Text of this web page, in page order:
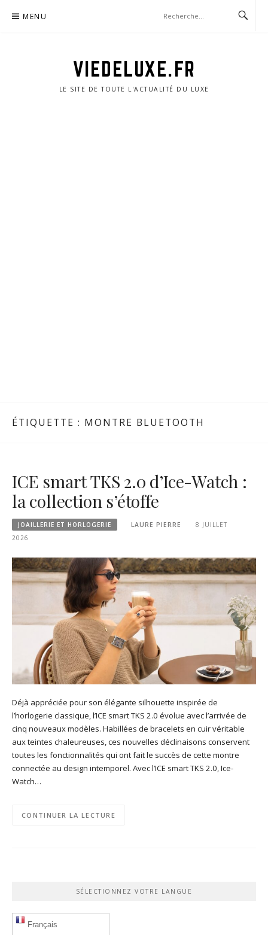
MENU
VIEDELUXE.FR
LE SITE DE TOUTE L'ACTUALITÉ DU LUXE
ÉTIQUETTE : MONTRE BLUETOOTH
ICE smart TKS 2.0 d’Ice-Watch :
la collection s’étoffe
JOAILLERIE ET HORLOGERIE LAURE PIERRE
8 JUILLET
2026
Déjà appréciée pour son élégante silhouette inspirée de
l’horlogerie classique, l’ICE smart TKS 2.0 évolue avec l’arrivée de
cinq nouveaux modèles. Habillées de bracelets en cuir véritable
aux teintes chaleureuses, ces nouvelles déclinaisons conservent
toutes les fonctionnalités qui ont fait le succès de cette montre
connectée au design intemporel. Avec l’ICE smart TKS 2.0, Ice-
Watch…
CONTINUER LA LECTURE
SÉLECTIONNEZ VOTRE LANGUE
Français